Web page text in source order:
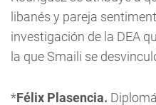
libanés y pareja
investigación de la DEA
la que Smaili se
*Félix Plasencia.